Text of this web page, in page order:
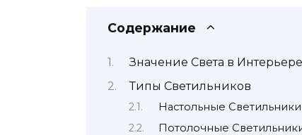
Содержание
Значение Света в Интерьере
Типы Светильников
Настольные Светильники
Потолочные